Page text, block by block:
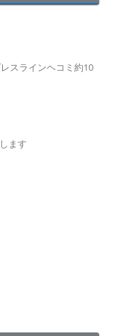
スラインヘコミ約10
ます